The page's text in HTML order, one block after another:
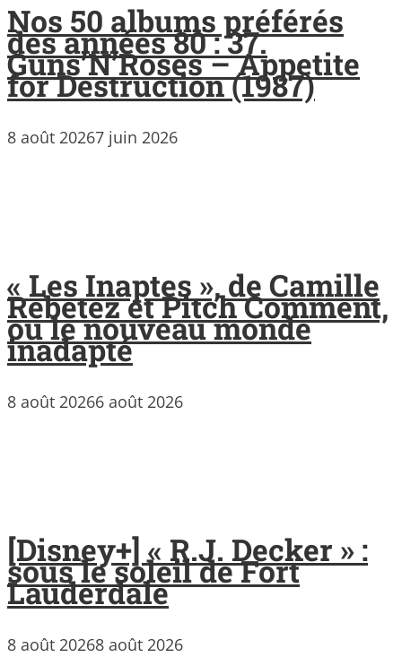
Nos 50 albums préférés
des années 80 : 37.
Guns’N’Roses – Appetite
for Destruction (1987)
8 août 20267 juin 2026
« Les Inaptes », de Camille
Rebetez et Pitch Comment,
ou le nouveau monde
inadapté
8 août 20266 août 2026
[Disney+] « R.J. Decker » :
sous le soleil de Fort
Lauderdale
8 août 20268 août 2026